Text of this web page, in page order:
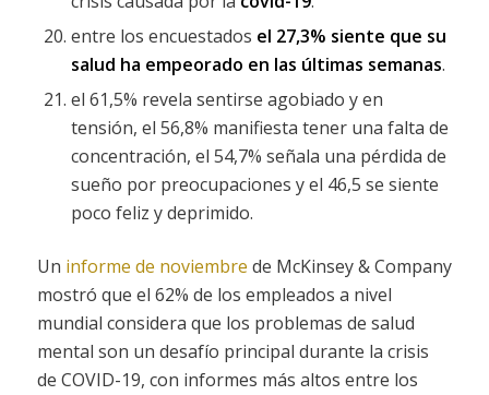
entre los encuestados el 27,3% siente que su
salud ha empeorado en las últimas semanas.
el 61,5% revela sentirse agobiado y en
tensión, el 56,8% manifiesta tener una falta de
concentración, el 54,7% señala una pérdida de
sueño por preocupaciones y el 46,5 se siente
poco feliz y deprimido.
Un informe de noviembre de McKinsey & Company
mostró que el 62% de los empleados a nivel
mundial considera que los problemas de salud
mental son un desafío principal durante la crisis
de COVID-19, con informes más altos entre los